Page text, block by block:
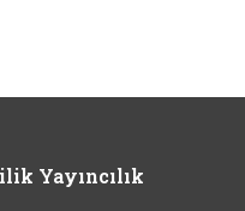
Yayıncılık